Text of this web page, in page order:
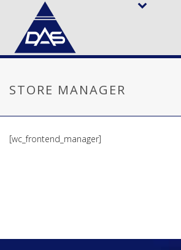
STORE MANAGER
[wc_frontend_manager]